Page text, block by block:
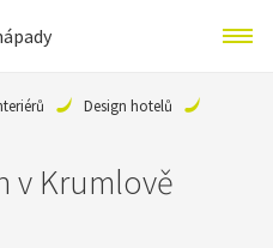
Design hotelů
v Krumlově